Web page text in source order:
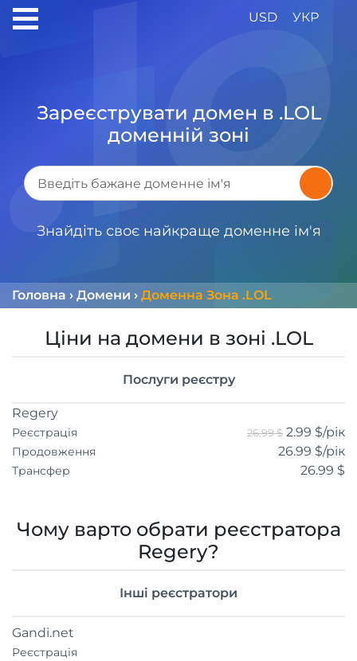
USD УКР
Зареєструвати домен в .LOL
доменній зоні
Знайдіть своє найкраще доменне ім'я
Головна › Домени › Доменна Зона .LOL
Ціни на домени в зоні .LOL
Послуги реєстру
Regery
Реєстрація 26.99 $ 2.99 $/рік
Продовження 26.99 $/рік
Трансфер 26.99 $
Чому варто обрати реєстратора
Regery?
Інші реєстратори
Gandi.net
Реєстрація